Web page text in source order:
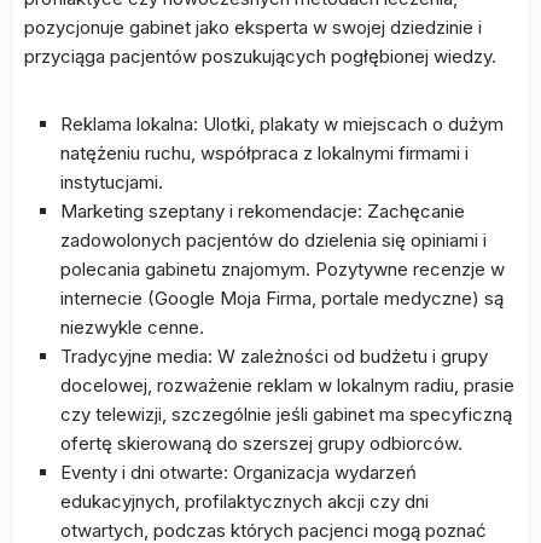
pozycjonuje gabinet jako eksperta w swojej dziedzinie i
przyciąga pacjentów poszukujących pogłębionej wiedzy.
Reklama lokalna: Ulotki, plakaty w miejscach o dużym
natężeniu ruchu, współpraca z lokalnymi firmami i
instytucjami.
Marketing szeptany i rekomendacje: Zachęcanie
zadowolonych pacjentów do dzielenia się opiniami i
polecania gabinetu znajomym. Pozytywne recenzje w
internecie (Google Moja Firma, portale medyczne) są
niezwykle cenne.
Tradycyjne media: W zależności od budżetu i grupy
docelowej, rozważenie reklam w lokalnym radiu, prasie
czy telewizji, szczególnie jeśli gabinet ma specyficzną
ofertę skierowaną do szerszej grupy odbiorców.
Eventy i dni otwarte: Organizacja wydarzeń
edukacyjnych, profilaktycznych akcji czy dni
otwartych, podczas których pacjenci mogą poznać